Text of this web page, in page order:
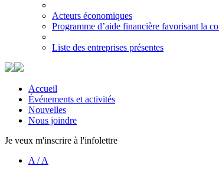
Acteurs économiques
Programme d’aide financière favorisant la
Liste des entreprises présentes
Accueil
Événements et activités
Nouvelles
Nous joindre
Je veux m'inscrire à l'infolettre
A /A